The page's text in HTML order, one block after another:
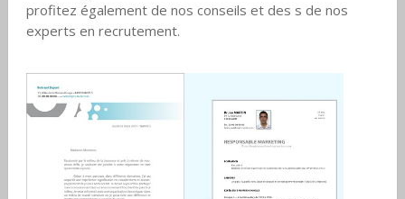
profitez également de nos conseils et des s de nos
experts en recrutement.